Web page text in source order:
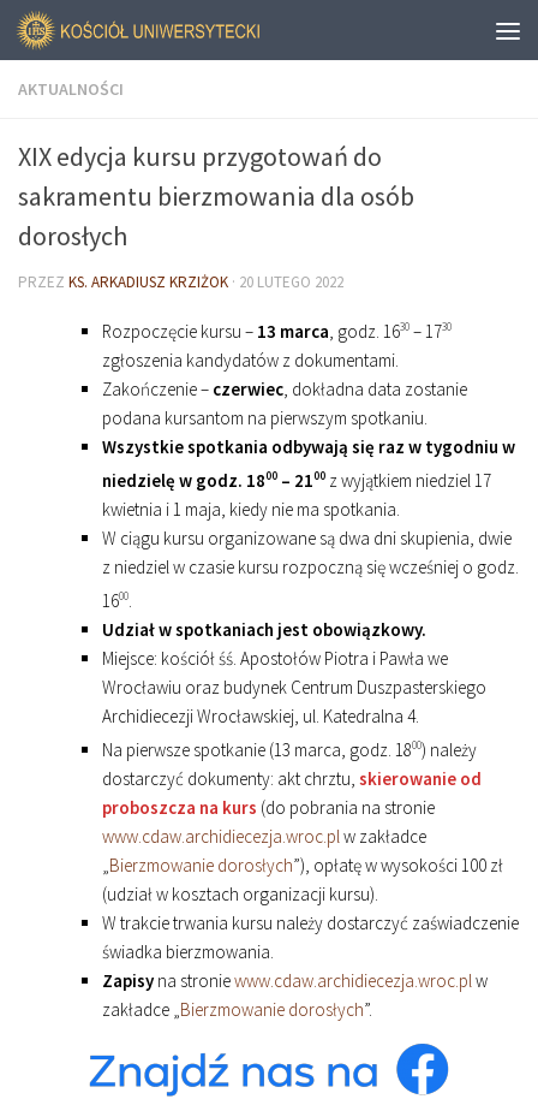
AKTUALNOŚCI
XIX edycja kursu przygotowań do
sakramentu bierzmowania dla osób
dorosłych
PRZEZ KS. ARKADIUSZ KRZIŻOK · 20 LUTEGO 2022
Rozpoczęcie kursu – 13 marca, godz. 1630 – 1730
zgłoszenia kandydatów z dokumentami.
Zakończenie – czerwiec, dokładna data zostanie
podana kursantom na pierwszym spotkaniu.
Wszystkie spotkania odbywają się raz w tygodniu w
niedzielę w godz. 1800 – 2100 z wyjątkiem niedziel 17
kwietnia i 1 maja, kiedy nie ma spotkania.
W ciągu kursu organizowane są dwa dni skupienia, dwie
z niedziel w czasie kursu rozpoczną się wcześniej o godz.
1600.
Udział w spotkaniach jest obowiązkowy.
Miejsce: kościół śś. Apostołów Piotra i Pawła we
Wrocławiu oraz budynek Centrum Duszpasterskiego
Archidiecezji Wrocławskiej, ul. Katedralna 4.
Na pierwsze spotkanie (13 marca, godz. 1800) należy
dostarczyć dokumenty: akt chrztu, skierowanie od
proboszcza na kurs (do pobrania na stronie
www.cdaw.archidiecezja.wroc.plw zakładce
„Bierzmowanie dorosłych”), opłatę w wysokości 100 zł
(udział w kosztach organizacji kursu).
W trakcie trwania kursu należy dostarczyć zaświadczenie
świadka bierzmowania.
Zapisy na stroniewww.cdaw.archidiecezja.wroc.plw
zakładce „Bierzmowanie dorosłych”.